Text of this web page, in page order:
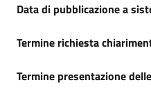
Data di pubblicazione a
Termine richiesta
Termine presentazione